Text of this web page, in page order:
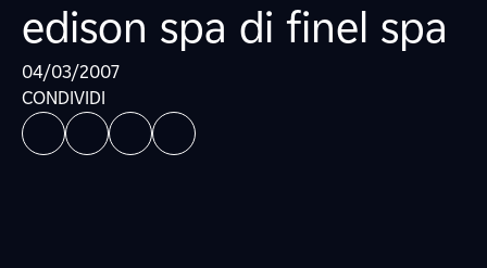
edison spa di finel spa
04/03/2007
CONDIVIDI